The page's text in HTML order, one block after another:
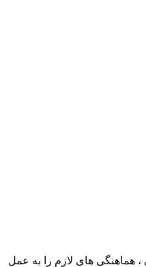
پلاک 8 طبقه هم کف (لطفا قبل از مراجعه حضوری ، هماهنگی های لازم را به عمل